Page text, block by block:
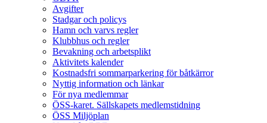
Avgifter
Stadgar och policys
Hamn och varvs regler
Klubbhus och regler
Bevakning och arbetsplikt
Aktivitets kalender
Kostnadsfri sommarparkering för båtkärror
Nyttig information och länkar
För nya medlemmar
ÖSS-karet. Sällskapets medlemstidning
ÖSS Miljöplan